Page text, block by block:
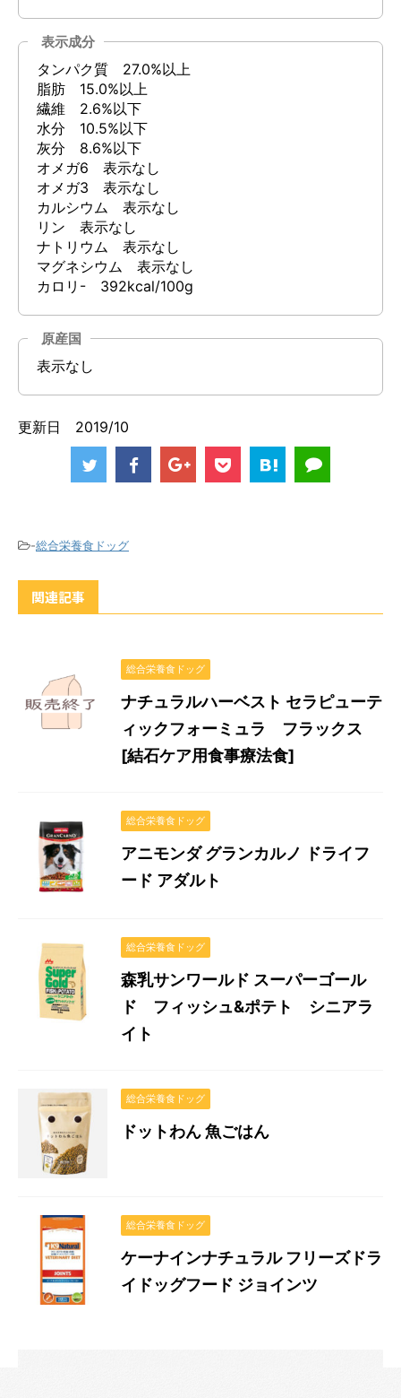
表示成分
タンパク質 27.0%以上
脂肪 15.0%以上
繊維 2.6%以下
水分 10.5%以下
灰分 8.6%以下
オメガ6 表示なし
オメガ3 表示なし
カルシウム 表示なし
リン 表示なし
ナトリウム 表示なし
マグネシウム 表示なし
カロリ- 392kcal/100g
原産国
表示なし
更新日 2019/10
-総合栄養食ドッグ
関連記事
総合栄養食ドッグ
ナチュラルハーベスト セラピューテ
ィックフォーミュラ フラックス
[結石ケア用食事療法食]
総合栄養食ドッグ
アニモンダ グランカルノ ドライフ
ード アダルト
総合栄養食ドッグ
森乳サンワールド スーパーゴール
ド フィッシュ&ポテト シニアラ
イト
総合栄養食ドッグ
ドットわん 魚ごはん
総合栄養食ドッグ
ケーナインナチュラル フリーズドラ
イドッグフード ジョインツ